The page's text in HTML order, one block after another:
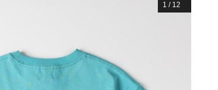
1 / 12